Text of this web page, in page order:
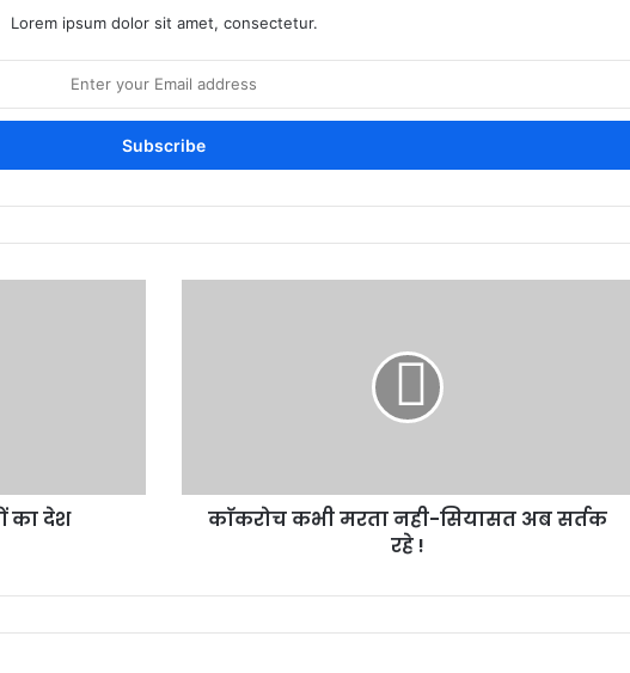
Lorem ipsum dolor sit amet, consectetur.
का देश
काॅकरोच कभी मरता नही-सियासत अब सर्तक
रहे !